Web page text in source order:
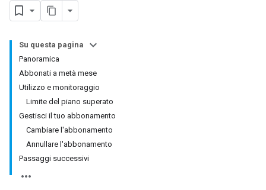
Su questa pagina
Panoramica
Abbonati a metà mese
Utilizzo e monitoraggio
Limite del piano superato
Gestisci il tuo abbonamento
Cambiare l'abbonamento
Annullare l'abbonamento
Passaggi successivi